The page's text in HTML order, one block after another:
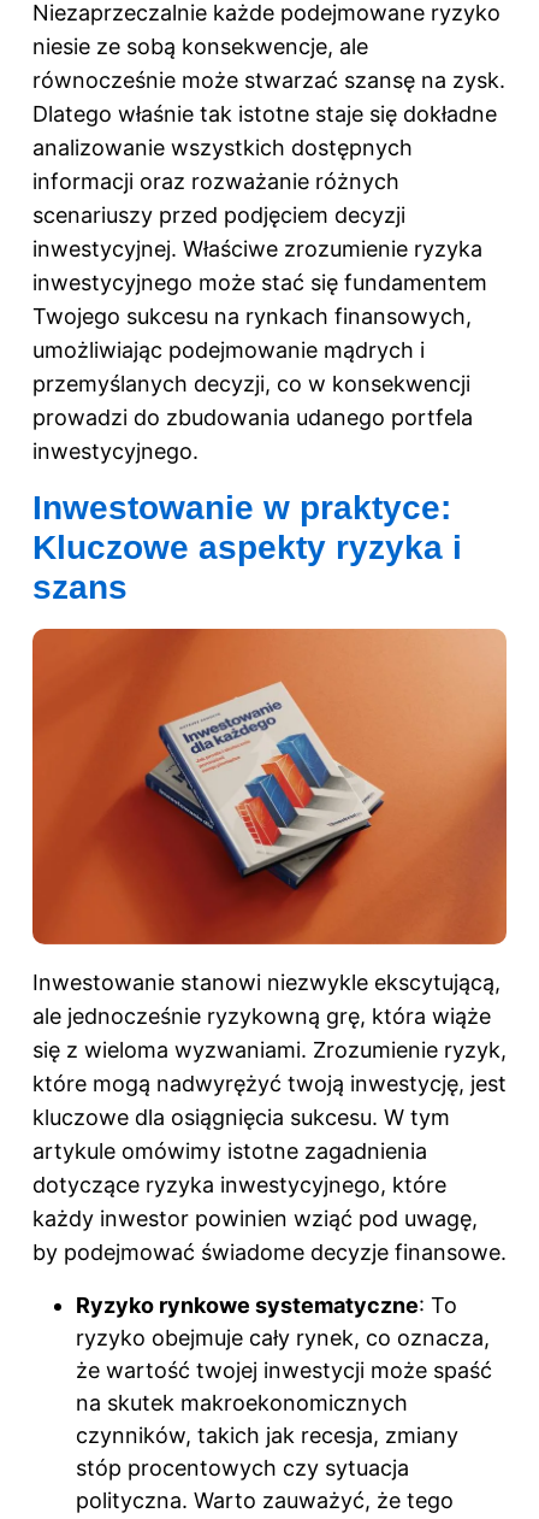
Niezaprzeczalnie każde podejmowane ryzyko
niesie ze sobą konsekwencje, ale
równocześnie może stwarzać szansę na zysk.
Dlatego właśnie tak istotne staje się dokładne
analizowanie wszystkich dostępnych
informacji oraz rozważanie różnych
scenariuszy przed podjęciem decyzji
inwestycyjnej. Właściwe zrozumienie ryzyka
inwestycyjnego może stać się fundamentem
Twojego sukcesu na rynkach finansowych,
umożliwiając podejmowanie mądrych i
przemyślanych decyzji, co w konsekwencji
prowadzi do zbudowania udanego portfela
inwestycyjnego.
Inwestowanie w praktyce:
Kluczowe aspekty ryzyka i
szans
Inwestowanie stanowi niezwykle ekscytującą,
ale jednocześnie ryzykowną grę, która wiąże
się z wieloma wyzwaniami. Zrozumienie ryzyk,
które mogą nadwyrężyć twoją inwestycję, jest
kluczowe dla osiągnięcia sukcesu. W tym
artykule omówimy istotne zagadnienia
dotyczące ryzyka inwestycyjnego, które
każdy inwestor powinien wziąć pod uwagę,
by podejmować świadome decyzje finansowe.
Ryzyko rynkowe systematyczne: To
ryzyko obejmuje cały rynek, co oznacza,
że wartość twojej inwestycji może spaść
na skutek makroekonomicznych
czynników, takich jak recesja, zmiany
stóp procentowych czy sytuacja
polityczna. Warto zauważyć, że tego